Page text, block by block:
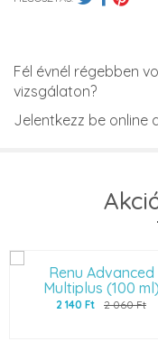
Fél évnél régebben
vizsgálaton?
Jelentkezz be online
Renu Advanced
Multiplus (100 ml)
2 140 Ft 2 060 Ft